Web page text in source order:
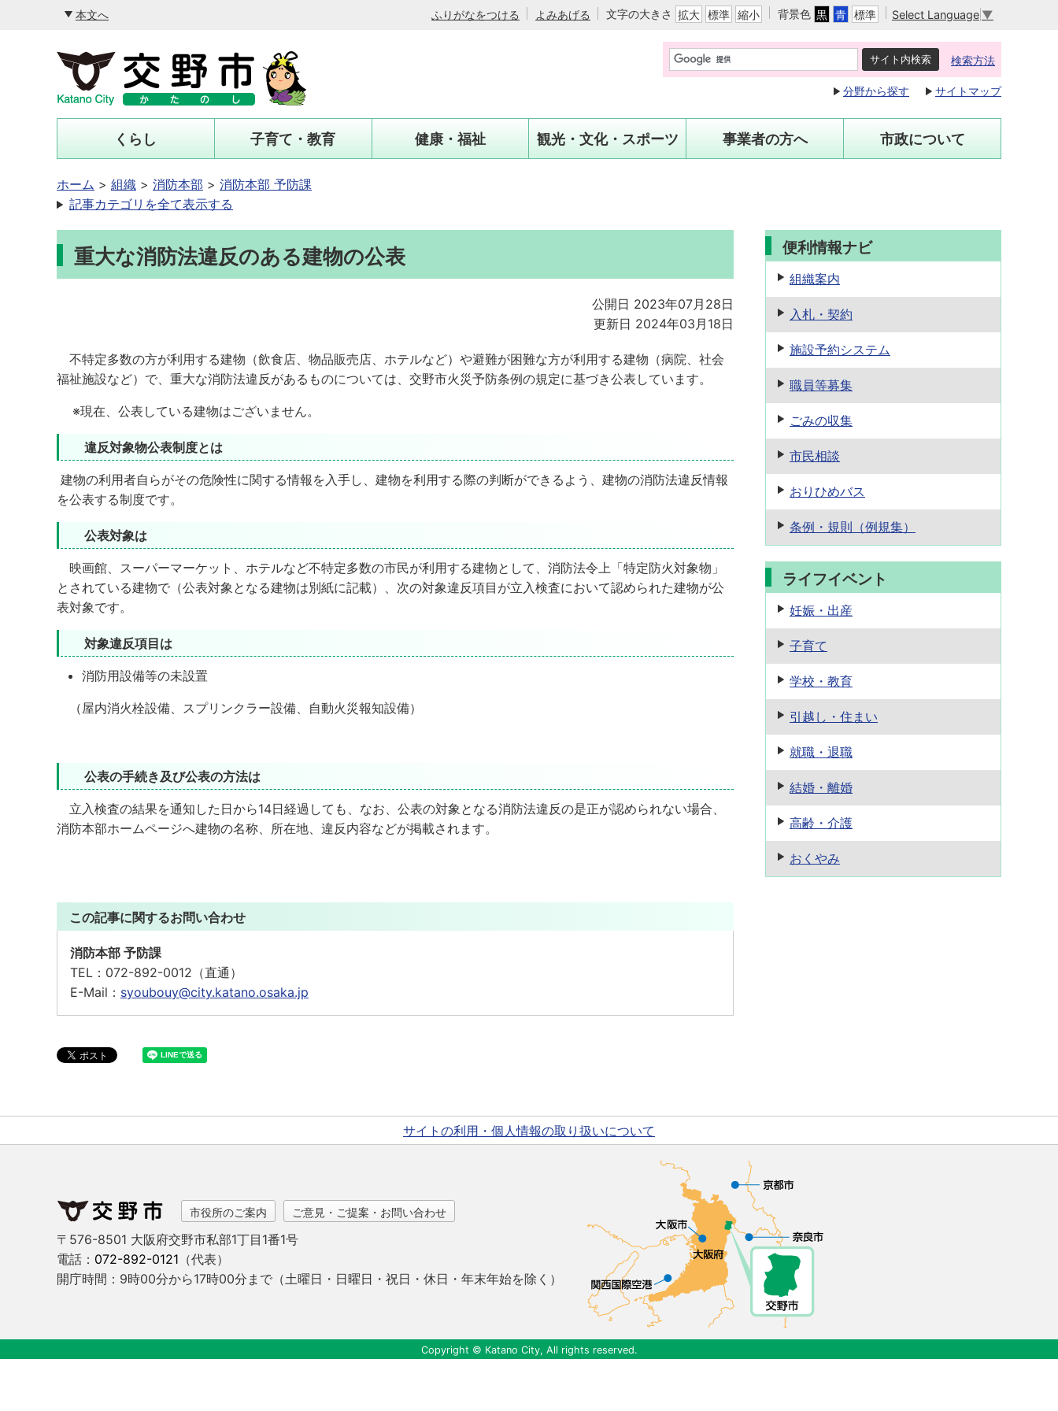
本文へ ふりがなをつける よみあげる 文字の大きさ 拡大 標準 縮小 背景色 黒 青 標準 Select Language ▼
検索方法
分野から探す サイトマップ
くらし 子育て・教育 健康・福祉 観光・文化・スポーツ 事業者の方へ 市政について
ホーム 組織 消防本部
消防本部 予防課
記事カテゴリを全て表示する
重大な消防法違反のある建物の公表
公開日 2023年07月28日
更新日 2024年03月18日
不特定多数の方が利用する建物（飲食店、物品販売店、ホテルなど）や避難が困難な方が利用する建物（病院、社会
福祉施設など）で、重大な消防法違反があるものについては、交野市火災予防条例の規定に基づき公表しています。
※現在、公表している建物はございません。
違反対象物公表制度とは
建物の利用者自らがその危険性に関する情報を入手し、建物を利用する際の判断ができるよう、建物の消防法違反情報
を公表する制度です。
公表対象は
映画館、スーパーマーケット、ホテルなど不特定多数の市民が利用する建物として、消防法令上「特定防火対象物」
とされている建物で（公表対象となる建物は別紙に記載）、次の対象違反項目が立入検査において認められた建物が公
表対象です。
対象違反項目は
消防用設備等の未設置
（屋内消火栓設備、スプリンクラー設備、自動火災報知設備）
公表の手続き及び公表の方法は
立入検査の結果を通知した日から14日経過しても、なお、公表の対象となる消防法違反の是正が認められない場合、
消防本部ホームページへ建物の名称、所在地、違反内容などが掲載されます。
この記事に関するお問い合わせ
消防本部 予防課
TEL： 072-892-0012（直通）
E-Mail： syoubouy@city.katano.osaka.jp
便利情報ナビ
組織案内
入札・契約
施設予約システム
職員等募集
ごみの収集
市民相談
おりひめバス
条例・規則 （例規集）
ライフイベント
妊娠・出産
子育て
学校・教育
引越し・住まい
就職・退職
結婚・離婚
高齢・介護
おくやみ
サイトの利用・個人情報の取り扱いについて
市役所のご案内 ご意見・ご提案・お問い合わせ
〒576-8501 大阪府交野市私部1丁目1番1号
電話： 072-892-0121 （代表）
開庁時間：9時00分から17時00分まで （土曜日・日曜日・祝日・休日・年末年始を除く）
Copyright © Katano City, All rights reserved.